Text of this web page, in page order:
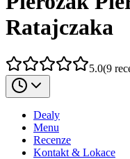
Ratajczaka
5.0(9
Dealy
Menu
Recenze
Kontakt & Lokace